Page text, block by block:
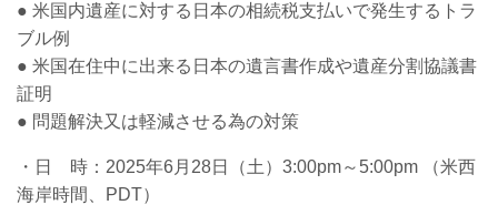
● 米国内遺産に対する日本の相続税支払いで発生するトラ
ブル例
● 米国在住中に出来る日本の遺言書作成や遺産分割協議書
証明
● 問題解決又は軽減させる為の対策
・日 時：2025年6月28日（土）3:00pm～ 5:00pm （米西
海岸時間、PDT）